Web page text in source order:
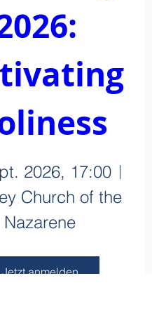
2026, 17:00
Church of the
Nazarene
Jetzt anmelden